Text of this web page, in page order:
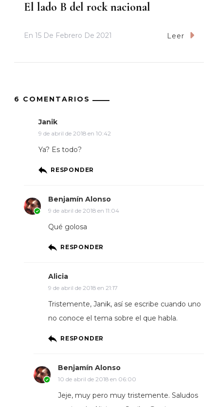
El lado B del rock nacional
En 15 De Febrero De 2021 Leer
6 COMENTARIOS
Janik
9 de abril de 2018 en 10:42
Ya? Es todo?
RESPONDER
Benjamín Alonso
9 de abril de 2018 en 11:04
Qué golosa
RESPONDER
Alicia
9 de abril de 2018 en 21:17
Tristemente, Janik, así se escribe cuando uno
no conoce el tema sobre el que habla.
RESPONDER
Benjamín Alonso
10 de abril de 2018 en 06:00
Jeje, muy pero muy tristemente. Saludos